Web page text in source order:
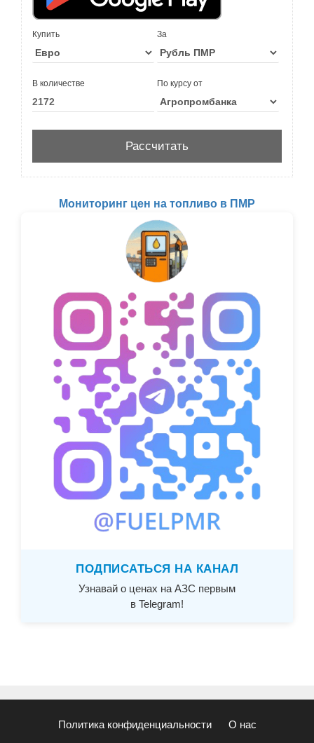
Купить За
В количестве По курсу от
Мониторинг цен на топливо в ПМР
ПОДПИСАТЬСЯ НА КАНАЛ
Узнавай о ценах на АЗС первым
в Telegram!
Политика конфиденциальности О нас